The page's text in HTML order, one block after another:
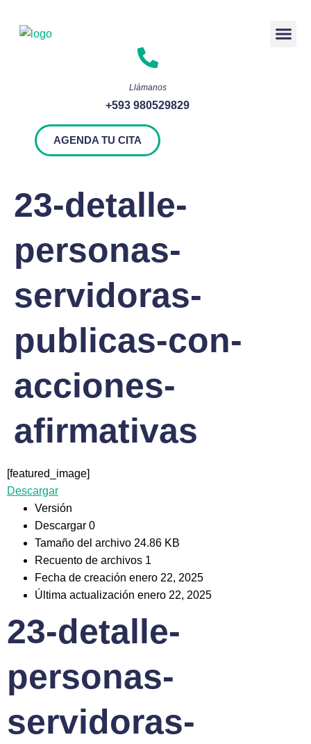
Llámanos
+593 980529829
AGENDA TU CITA
23-detalle-
personas-
servidoras-
publicas-con-
acciones-
afirmativas
[featured_image]
Descargar
Versión
Descargar 0
Tamaño del archivo 24.86 KB
Recuento de archivos 1
Fecha de creación enero 22, 2025
Última actualización enero 22, 2025
23-detalle-
personas-
servidoras-